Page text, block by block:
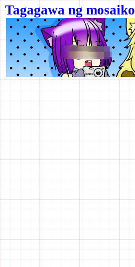
Tagagawa ng mosaiko